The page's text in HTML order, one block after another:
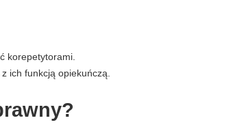
korepetytorami.
ich funkcją opiekuńczą.